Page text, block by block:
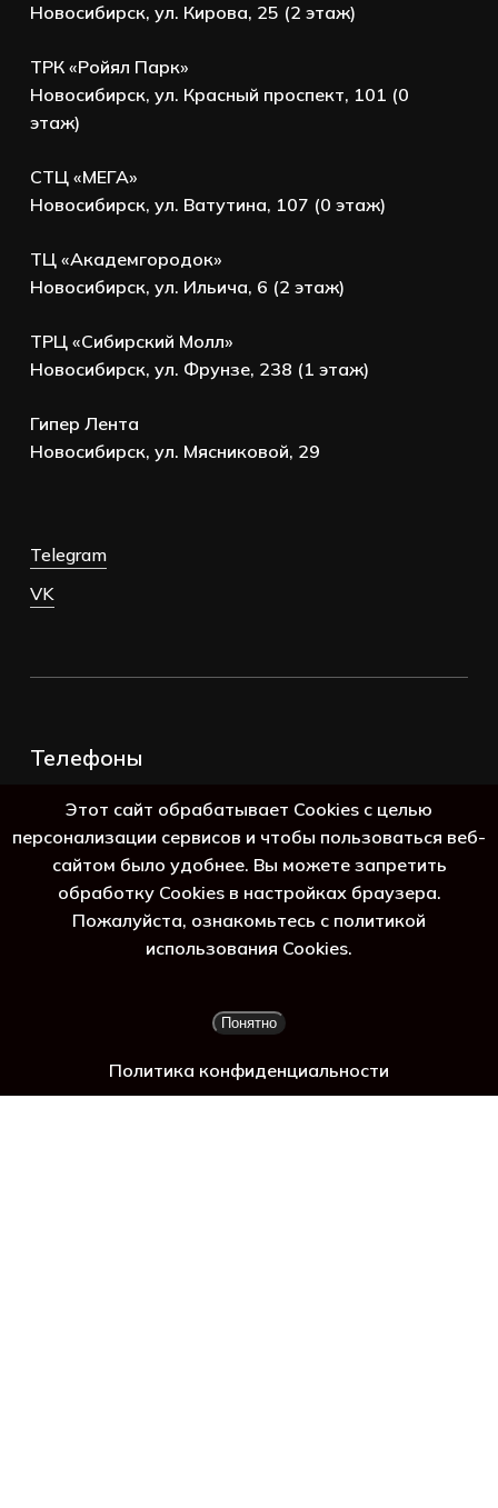
Просмотр корзины
Новосибирск, ул. Кирова, 25 (2 этаж)
ТРК «Ройял Парк»
Новосибирск, ул. Красный проспект, 101 (0
этаж)
СТЦ «МЕГА»
Новосибирск, ул. Ватутина, 107 (0 этаж)
ТЦ «Академгородок»
Новосибирск, ул. Ильича, 6 (2 этаж)
ТРЦ «Сибирский Молл»
Новосибирск, ул. Фрунзе, 238 (1 этаж)
Гипер Лента
Новосибирск, ул. Мясниковой, 29
Telegram
VK
Телефоны
8 (800) 250-69-39
Этот сайт обрабатывает Cookies с целью
персонализации сервисов и чтобы пользоваться веб-
сайтом было удобнее. Вы можете запретить
обработку Cookies в настройках браузера.
Пожалуйста, ознакомьтесь с политикой
использования Cookies.
Понятно
Политика конфиденциальности